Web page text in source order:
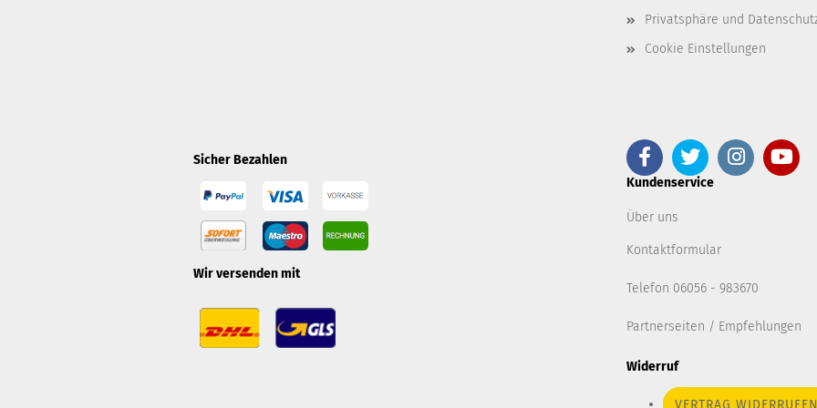
Privatsphäre und
Cookie Einstellungen
Sicher Bezahlen
Wir versenden mit
Kundenservice
Über uns
Kontaktformular
Telefon 06056 - 983670
Partnerseiten / Empfehlungen
Widerruf
VERTRAG